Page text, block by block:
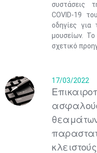
συστάσεις
COVID-19
οδηγίες για
μουσείων.
σχετικό
17/03/2022